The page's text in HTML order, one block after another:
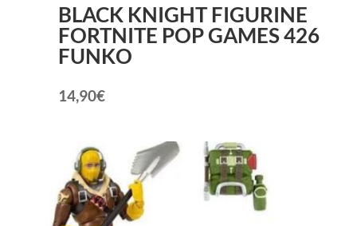
BLACK KNIGHT FIGURINE
FORTNITE POP GAMES 426
FUNKO
14,90€